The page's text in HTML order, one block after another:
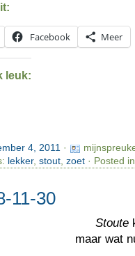
Facebook Meer
leuk:
4, 2011·
lekker, stout, zoet· Posted
11-30
Stoute
maar wat